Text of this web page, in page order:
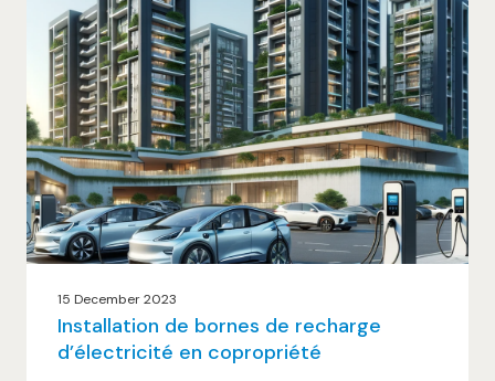
15 December 2023
Installation de bornes de recharge
d’électricité en copropriété